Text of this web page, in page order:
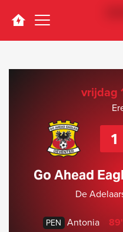
Navigation
vrijdag
1
Go Ahead
De
PEN Antonia 89'